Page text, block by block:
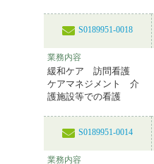
S0189951-0018
業務内容
緩和ケア 訪問看護
ケアマネジメント 介
護施設等での看護
S0189951-0014
業務内容